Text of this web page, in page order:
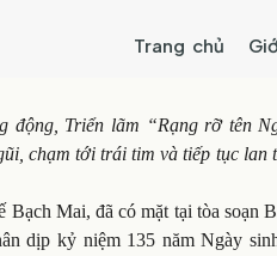
Trang chủ
Triển lãm “Rạng rỡ tên
chạm tới trái tim và tiếp tục lan
Mai, đã có mặt tại tòa soạn
dịp kỷ niệm 135 năm Ngày